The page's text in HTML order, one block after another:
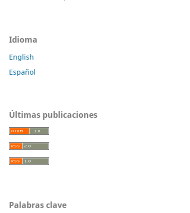
Idioma
English
Español
Últimas publicaciones
Palabras clave